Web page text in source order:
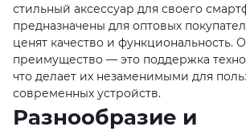
стильный аксессуар для своего
предназначены для оптовых
ценят качество и функциональность.
преимущество — это поддержка
что делает их незаменимыми для
современных устройств.
Разнообразие и